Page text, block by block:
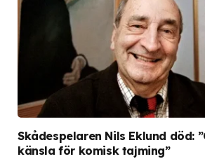
Skådespelaren Nils Eklund död:
känsla för komisk tajming”